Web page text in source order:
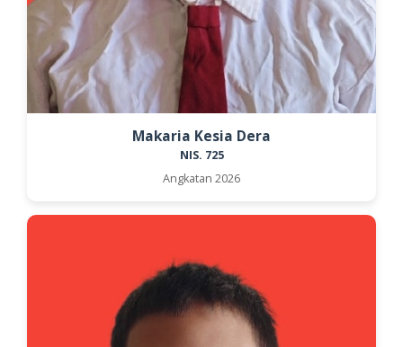
Makaria Kesia Dera
NIS. 725
Angkatan 2026